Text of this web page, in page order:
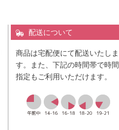
配送について
商品は宅配便にて配送いたしま
す。また、下記の時間帯で時間
指定もご利用いただけます。